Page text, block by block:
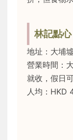
林記點
地址：大埔
營業時間：
就收，假日
人均：HKD